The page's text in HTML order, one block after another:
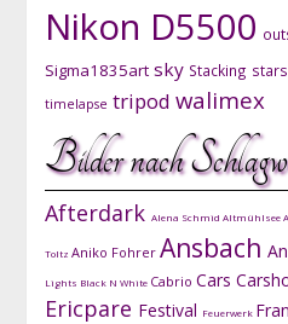
Nikon D5500
Sigma1835art sky Stacking stars
timelapse tripod walimex
Bilder nach
Afterdark Alena Schmid Altmühlsee
Toltz Aniko Fohrer Ansbach
Lights Black N White Cabrio Cars
Ericpare Festival Feuerwerk